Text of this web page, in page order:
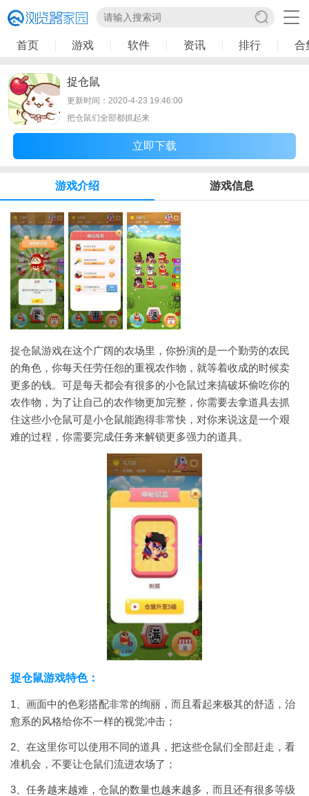
首页 游戏 软件 资讯 排行 合
捉仓鼠
更新时间：2020-4-23 19:46:00
把仓鼠们全部都抓起来
立即下载
游戏介绍 游戏信息
捉仓鼠游戏在这个广阔的农场里，你扮演的是一个勤劳的农民
的角色，你每天任劳任怨的重视农作物，就等着收成的时候卖
更多的钱。可是每天都会有很多的小仓鼠过来搞破坏偷吃你的
农作物，为了让自己的农作物更加完整，你需要去拿道具去抓
住这些小仓鼠可是小仓鼠能跑得非常快，对你来说这是一个艰
难的过程，你需要完成任务来解锁更多强力的道具。
捉仓鼠游戏特色：
1、画面中的色彩搭配非常的绚丽，而且看起来极其的舒适，治
愈系的风格给你不一样的视觉冲击；
2、在这里你可以使用不同的道具，把这些仓鼠们全部赶走，看
准机会，不要让仓鼠们流进农场了；
3、任务越来越难，仓鼠的数量也越来越多，而且还有很多等级